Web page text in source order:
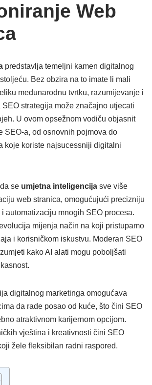
Web
predstavlja temeljni kamen digitalnog
Bez obzira na to imate li mali
međunarodnu tvrtku, razumijevanje i
strategija može značajno utjecati
U ovom opsežnom vodiču objasnit
SEO-a, od osnovnih pojmova do
koje koriste najsucessniji digitalni
se umjetna inteligencija sve više
web stranica, omogućujući precizniju
automatizaciju mnogih SEO procesa.
mijenja način na koji pristupamo
i korisničkom iskustvu. Moderan SEO
kako AI alati mogu poboljšati
digitalnog marketinga omogućava
da rade posao od kuće, što čini SEO
atraktivnom karijernom opcijom.
vještina i kreativnosti čini SEO
žele fleksibilan radni raspored.